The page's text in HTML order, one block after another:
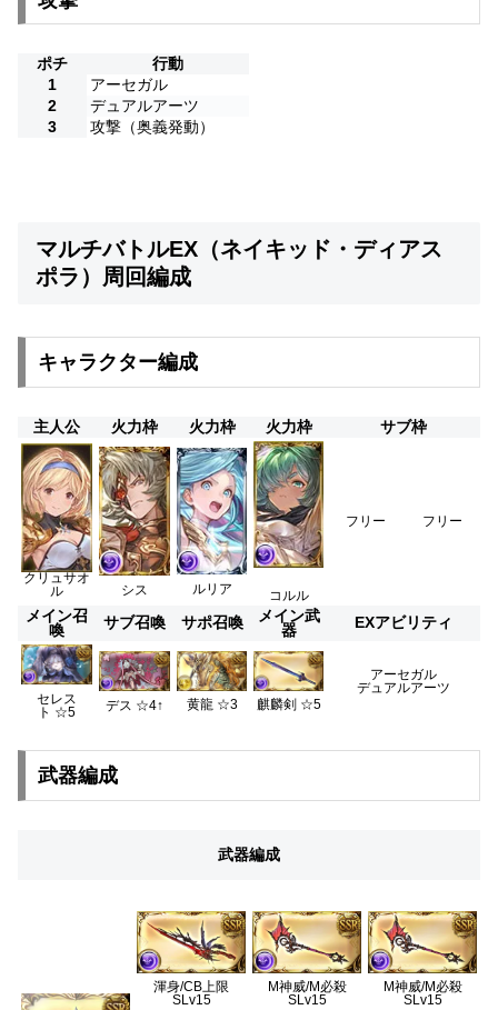
ポチ
行動
1
アーセガル
2
デュアルアーツ
3
攻撃（奥義発動）
マルチバトルEX（ネイキッド・ディアス
ポラ）周回編成
キャラクター編成
主人公 火力枠 火力枠 火力枠 サブ枠
クリュサオ
ル
シス ルリア コルル
フリー フリー
メイン召
喚
サブ召喚 サポ召喚
メイン武
器
EXアビリティ
セレス
ト ☆5
デス ☆4↑ 黄龍 ☆3 麒麟剣 ☆5
アーセガル
デュアルアーツ
武器編成
武器編成
渾身/CB上限
SLv15
M神威/M必殺
SLv15
M神威/M必殺
SLv15